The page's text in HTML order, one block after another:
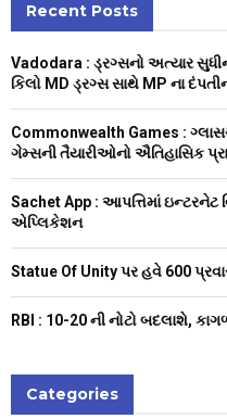
h
f
o
Recent Posts
Vadodara : ડ્રગ્સનો અત્યાર
કિલો MD ડ્રગ્સ સાથે MP ના
Commonwealth Games :
ગેમ્સની તૈયારીઓનો ઐતિહાસિક
Sachet App : આપત્તિમાં ઇન્ટરનેટ
એપ્લિકેશન
Statue Of Unity પર હવે 600
RBI : ₹10-20 ની નોટો બદલાશે,
Categories